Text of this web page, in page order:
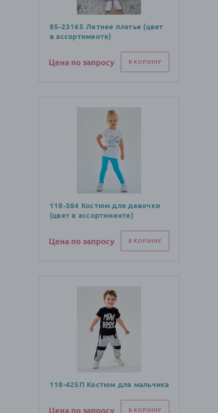
85-23165 Летнее платье (цвет
в ассортименте)
Цена по запросу В КОРЗИНУ
118-384 Костюм для девочки
(цвет в ассортименте)
Цена по запросу В КОРЗИНУ
118-425П Костюм для мальчика
Цена по запросу В КОРЗИНУ